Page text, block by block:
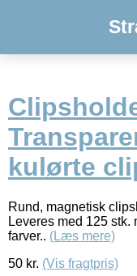
kulørte
Rund, magnetisk
Leveres med 125
farver.. (Læs mere)
50 kr. (Vis fragtpris)